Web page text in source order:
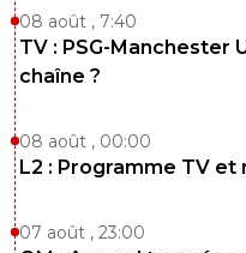
08 août , 7:40
TV : PSG-Manchester
chaîne ?
08 août , 00:00
L2 : Programme TV
07 août , 23:00